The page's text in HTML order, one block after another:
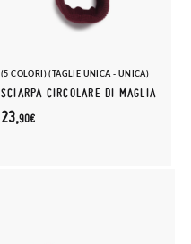
(5 COLORI) (TAGLIE UNICA - UNICA)
SCIARPA CIRCOLARE DI MAGLIA
23,90€